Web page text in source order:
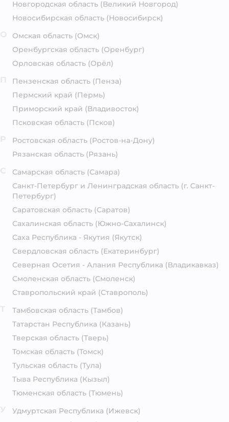
Новгородская область (Великий Новгород)
Новосибирская область (Новосибирск)
Омская область (Омск)
Оренбургская область (Оренбург)
Орловская область (Орёл)
Пензенская область (Пенза)
Пермский край (Пермь)
Приморский край (Владивосток)
Псковская область (Псков)
Ростовская область (Ростов-на-Дону)
Рязанская область (Рязань)
Самарская область (Самара)
Санкт-Петербург и Ленинградская область (г. Санкт-
Петербург)
Саратовская область (Саратов)
Сахалинская область (Южно-Сахалинск)
Саха Республика - Якутия (Якутск)
Свердловская область (Екатеринбург)
Северная Осетия - Алания Республика (Владикавказ)
Смоленская область (Смоленск)
Ставропольский край (Ставрополь)
Тамбовская область (Тамбов)
Татарстан Республика (Казань)
Тверская область (Тверь)
Томская область (Томск)
Тульская область (Тула)
Тыва Республика (Кызыл)
Тюменская область (Тюмень)
Удмуртская Республика (Ижевск)